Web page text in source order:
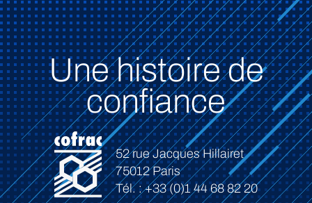
Une histoire de
confiance
52 rue Jacques Hillairet
75012 Paris
Tél. : +33 (0)1 44 68 82 20